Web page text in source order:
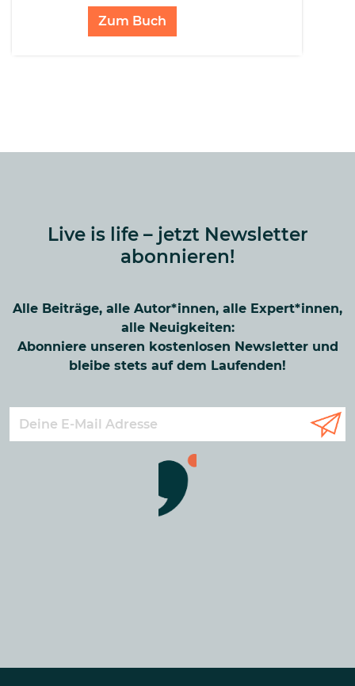
Zum Buch
Live is life – jetzt Newsletter
abonnieren!
Alle Beiträge, alle Autor*innen, alle Expert*innen,
alle Neuigkeiten:
Abonniere unseren kostenlosen Newsletter und
bleibe stets auf dem Laufenden!